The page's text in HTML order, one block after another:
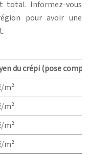
total. Informez-vous
pour avoir une
du crépi (pose
m²
m²
m²
m²